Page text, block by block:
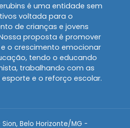
é uma entidade sem
voltada para o
de crianças e jovens
proposta é promover
o crescimento emocionar
tendo o educando
trabalhando com as
e o reforço escolar.
Belo Horizonte/MG -